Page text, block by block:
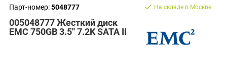
Парт-номер:5048777
005048777 Жесткий диск
EMC 750GB 3.5'' 7.2K SATA II
На складе в Москве